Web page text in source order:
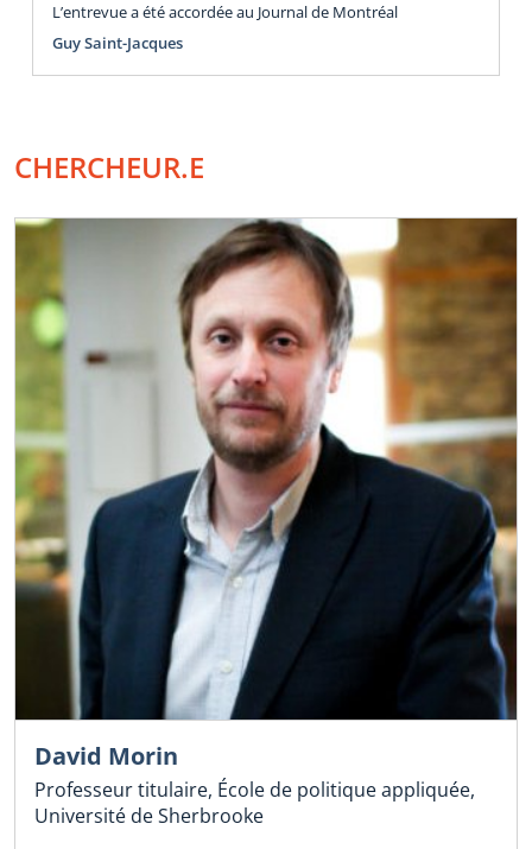
L’entrevue a été accordée au Journal de Montréal
Guy Saint-Jacques
CHERCHEUR.E
David Morin
Professeur titulaire, École de politique appliquée,
Université de Sherbrooke